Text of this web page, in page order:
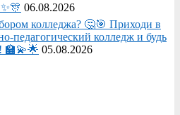
06.08.2026
колледжа? 🤔🎯 Приходи в
педагогический колледж и будь
🏫💫🌟 05.08.2026